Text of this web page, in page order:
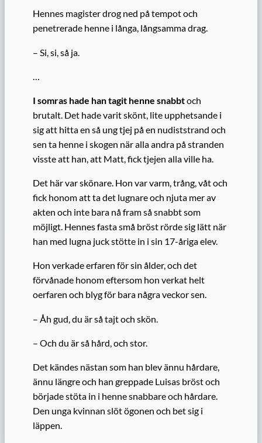
Hennes magister drog ned på tempot och
penetrerade henne i långa, långsamma drag.
– Si, si, så ja.
…
I somras hade han tagit henne snabbtoch
brutalt. Det hade varit skönt, lite upphetsande i
sig att hitta en så ung tjej på en nudiststrand och
sen ta henne i skogen när alla andra på stranden
visste att han, att Matt, fick tjejen alla ville ha.
Det här var skönare. Hon var varm, trång, våt och
fick honom att ta det lugnare och njuta mer av
akten och inte bara nå fram så snabbt som
möjligt. Hennes fasta små bröst rörde sig lätt när
han med lugna juck stötte in i sin 17-åriga elev.
Hon verkade erfaren för sin ålder, och det
förvånade honom eftersom hon verkat helt
oerfaren och blyg för bara några veckor sen.
– Åh gud, du är så tajt och skön.
– Och du är så hård, och stor.
Det kändes nästan som han blev ännu hårdare,
ännu längre och han greppade Luisas bröst och
började stöta in i henne snabbare och hårdare.
Den unga kvinnan slöt ögonen och bet sig i
läppen.